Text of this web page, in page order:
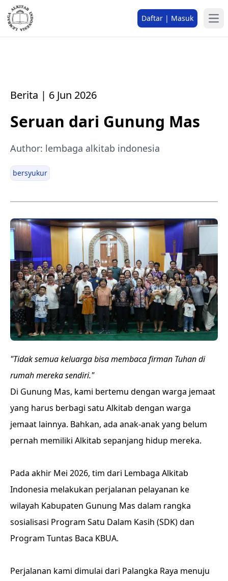
Daftar | Masuk
Berita | 6 Jun 2026
Seruan dari Gunung Mas
Author: lembaga alkitab indonesia
bersyukur
"Tidak semua keluarga bisa membaca firman Tuhan di
rumah mereka sendiri."
Di Gunung Mas, kami bertemu dengan warga jemaat
yang harus berbagi satu Alkitab dengan warga
jemaat lainnya. Bahkan, ada anak-anak yang belum
pernah memiliki Alkitab sepanjang hidup mereka.
Pada akhir Mei 2026, tim dari Lembaga Alkitab
Indonesia melakukan perjalanan pelayanan ke
wilayah Kabupaten Gunung Mas dalam rangka
sosialisasi Program Satu Dalam Kasih (SDK) dan
Program Tuntas Baca KBUA.
Perjalanan kami dimulai dari Palangka Raya menuju